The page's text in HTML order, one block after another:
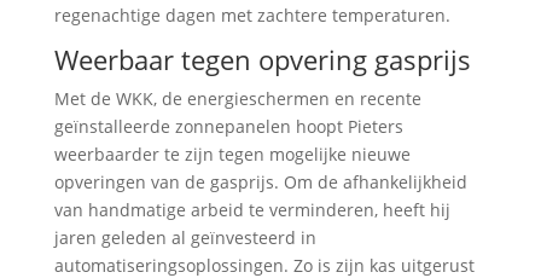
regenachtige dagen met zachtere temperaturen.
Weerbaar tegen opvering gasprijs
Met de WKK, de energieschermen en recente
geïnstalleerde zonnepanelen hoopt Pieters
weerbaarder te zijn tegen mogelijke nieuwe
opveringen van de gasprijs. Om de afhankelijkheid
van handmatige arbeid te verminderen, heeft hij
jaren geleden al geïnvesteerd in
automatiseringsoplossingen. Zo is zijn kas uitgerust